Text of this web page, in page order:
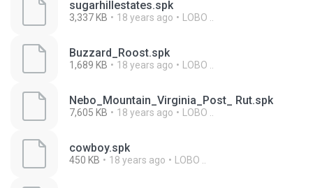
sugarhillestates.spk
3,337 KB 18 years ago LOBO ..
Buzzard_Roost.spk
1,689 KB 18 years ago LOBO ..
Nebo_Mountain_Virginia_Post_ Rut.spk
7,605 KB 18 years ago LOBO ..
cowboy.spk
450 KB 18 years ago LOBO ..